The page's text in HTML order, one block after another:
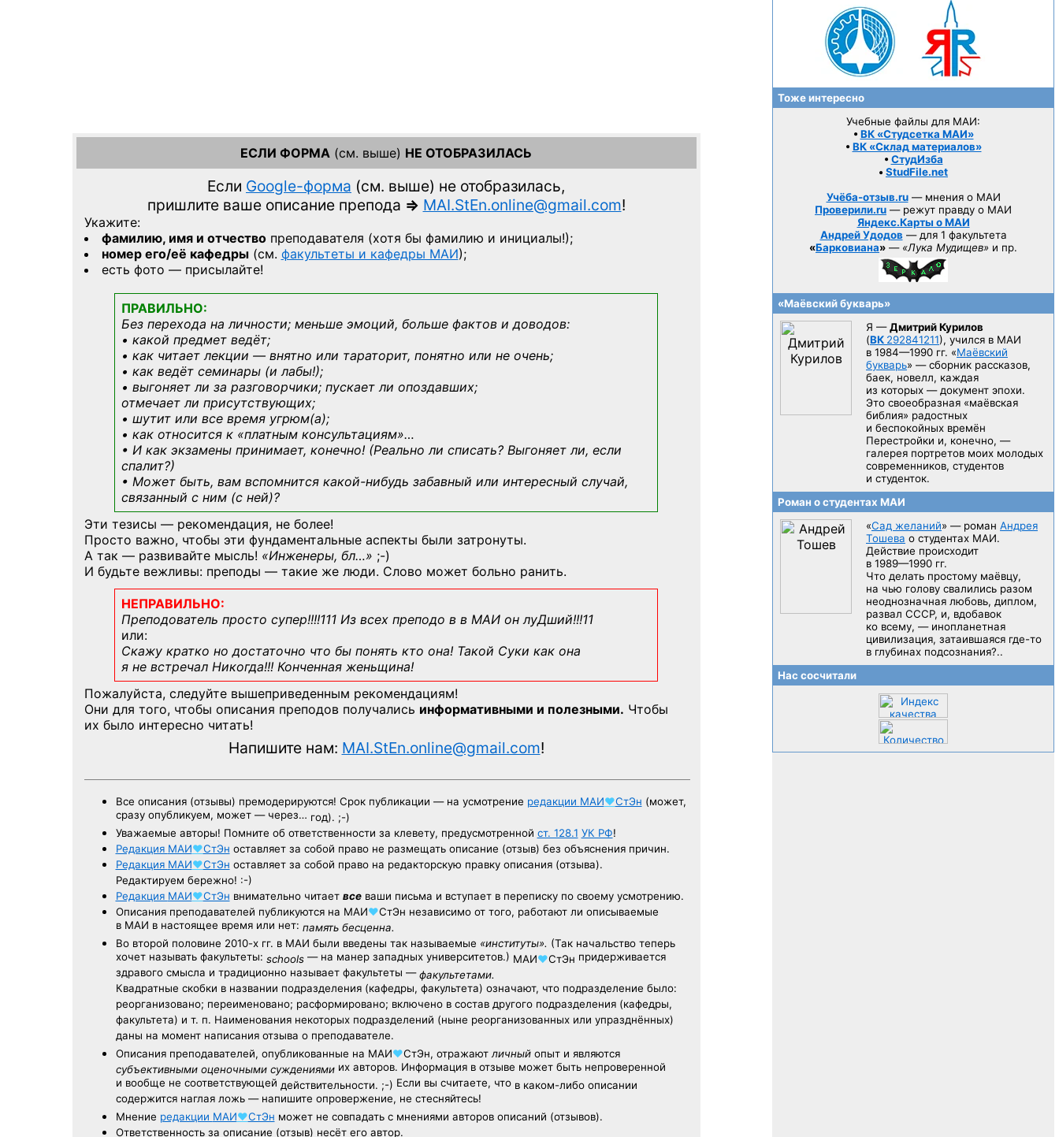
ЕСЛИ ФОРМА (см. выше) НЕ ОТОБРАЗИЛАСЬ
Если Google-форма (см. выше) не отобразилась,
пришлите ваше описание препода => MAI.StEn.online@gmail.com!
Укажите:
фамилию, имя и отчествопреподавателя (хотя бы фамилию и инициалы!);
номер его/её кафедры(см. факультеты и кафедры МАИ);
есть фото — присылайте!
ПРАВИЛЬНО:
Без перехода на личности; меньше эмоций, больше фактов и доводов:
• какой предмет ведёт;
• как читает лекции — внятно или тараторит, понятно или не очень;
• как ведёт семинары (и лабы!);
• выгоняет ли за разговорчики; пускает ли опоздавших;
отмечает ли присутствующих;
• шутит или все время угрюм(а);
• как относится к «платным консультациям»…
• И как экзамены принимает, конечно! (Реально ли списать? Выгоняет ли, если
спалит?)
• Может быть, вам вспомнится какой-нибудь забавный или интересный случай,
связанный с ним (с ней)?
Эти тезисы — рекомендация, не более!
Просто важно, чтобы эти фундаментальные аспекты были затронуты.
А так — развивайте мысль! «Инженеры, бл…» ;-)
И будьте вежливы: преподы — такие же люди. Слово может больно ранить.
НЕПРАВИЛЬНО:
Преподователь просто супер!!!!111 Из всех преподо в в МАИ он луДший!!!11
или:
Скажу кратко но достаточно что бы понять кто она! Такой Суки как она
я не встречал Никогда!!! Конченная женьщина!
Пожалуйста, следуйте вышеприведенным рекомендациям!
Они для того, чтобы описания преподов получались информативными и полезными. Чтобы
их было интересно читать!
Напишите нам: MAI.StEn.online@gmail.com!
Все описания (отзывы) премодерируются! Срок публикации — на усмотрение редакции МАИ♥СтЭн (может,
сразу опубликуем, может — через… год). ;-)
Уважаемые авторы! Помните об ответственности за клевету, предусмотренной ст. 128.1 УК РФ!
Редакция МАИ♥СтЭн оставляет за собой право не размещать описание (отзыв) без объяснения причин.
Редакция МАИ♥СтЭн оставляет за собой право на редакторскую правку описания (отзыва).
Редактируем бережно! :-)
Редакция МАИ♥СтЭн внимательно читает всеваши письма и вступает в переписку по своему усмотрению.
Описания преподавателей публикуются на МАИ♥СтЭн независимо от того, работают ли описываемые
в МАИ в настоящее время или нет: память бесценна.
Во второй половине 2010-х гг. в МАИ были введены так называемые «институты». (Так начальство теперь
хочет называть факультеты: schools— на манер западных университетов.) МАИ♥СтЭн придерживается
здравого смысла и традиционно называет факультеты —факультетами.
Квадратные скобки в названии подразделения (кафедры, факультета) означают, что подразделение было:
реорганизовано; переименовано; расформировано; включено в состав другого подразделения (кафедры,
факультета) и т. п. Наименования некоторых подразделений (ныне реорганизованных или упразднённых)
даны на момент написания отзыва о преподавателе.
Описания преподавателей, опубликованные на МАИ♥СтЭн, отражают личныйопыт и являются
субъективными оценочными суждениямиих авторов. Информация в отзыве может быть непроверенной
и вообще не соответствующей действительности. ;-) Если вы считаете, что в каком-либо описании
содержится наглая ложь — напишите опровержение, не стесняйтесь!
Мнение редакции МАИ♥СтЭн может не совпадать с мнениями авторов описаний (отзывов).
Ответственность за описание (отзыв) несёт его автор.
Тоже интересно
Учебные файлы для МАИ:
• ВК «Студсетка МАИ»
• ВК «Склад материалов»
• СтудИзба
• StudFile.net
Учёба-отзыв.ru— мнения о МАИ
Проверили.ru — режут правду о МАИ
Яндекс.Карты о МАИ
Андрей Удодов — для 1 факультета
«Барковиана» — «Лука Мудищев» и пр.
«Маёвский букварь»
Я —Дмитрий Курилов
(ВК 292841211), учился в МАИ
в 1984—1990 гг. «Маёвский
букварь» — сборник рассказов,
баек, новелл, каждая
из которых — документ эпохи.
Это своеобразная «маёвская
библия» радостных
и беспокойных времён
Перестройки и, конечно, —
галерея портретов моих молодых
современников, студентов
и студенток.
Роман о студентах МАИ
«Сад желаний» — роман Андрея
Тошева о студентах МАИ.
Действие происходит
в 1989—1990 гг.
Что делать простому маёвцу,
на чью голову свалились разом
неоднозначная любовь, диплом,
развал CCCP, и, вдобавок
ко всему, — инопланетная
цивилизация, затаившаяся где-то
в глубинах подсознания?..
Нас сосчитали